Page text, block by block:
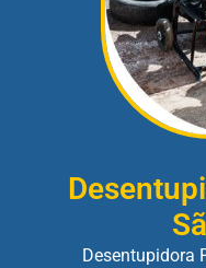
Desentupidora